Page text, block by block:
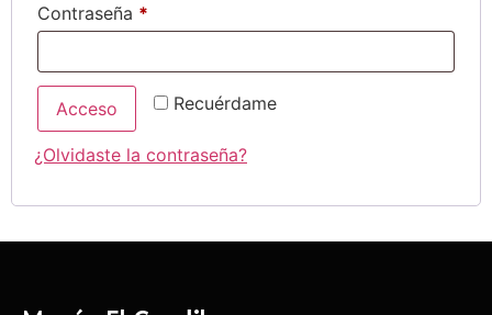
Contraseña *
Recuérdame
Acceso
¿Olvidaste la contraseña?